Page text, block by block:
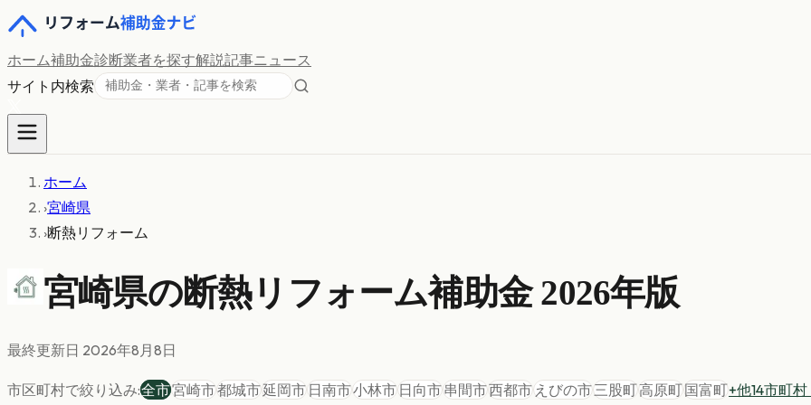
ホーム補助金診断業者を探す解説記事ニュース
サイト内検索
ホーム
›宮崎県
›断熱リフォーム
宮崎県の断熱リフォーム補助金 2026年版
最終更新日 2026年8月8日
市区町村で絞り込み:全市宮崎市都城市延岡市日南市小林市日向市串間市西都市えびの市三股町高原町国富町+他14市町